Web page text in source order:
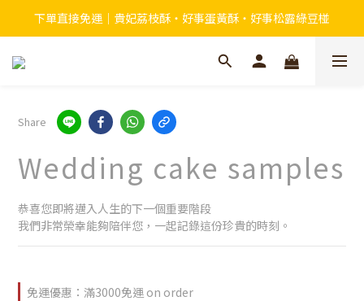
下單直接免運｜貴妃荔枝酥・好事蛋黃酥・好事松露綠豆椪
Share
Wedding cake samples
恭喜您即將邁入人生的下一個重要階段
我們非常榮幸能夠陪伴您，一起記錄這份珍貴的時刻。
免運優惠：滿3000免運 on order